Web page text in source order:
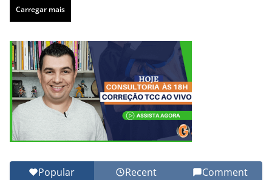
Carregar mais
Popular Recent Comment